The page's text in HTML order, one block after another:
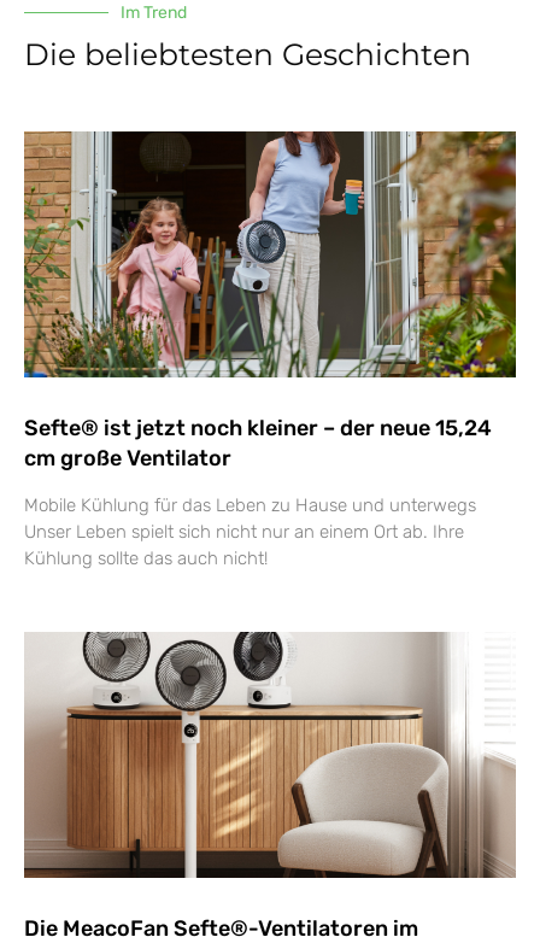
Im Trend
Die beliebtesten Geschichten
Sefte® ist jetzt noch kleiner – der neue 15,24
cm große Ventilator
Mobile Kühlung für das Leben zu Hause und unterwegs
Unser Leben spielt sich nicht nur an einem Ort ab. Ihre
Kühlung sollte das auch nicht!
Die MeacoFan Sefte®-Ventilatoren im